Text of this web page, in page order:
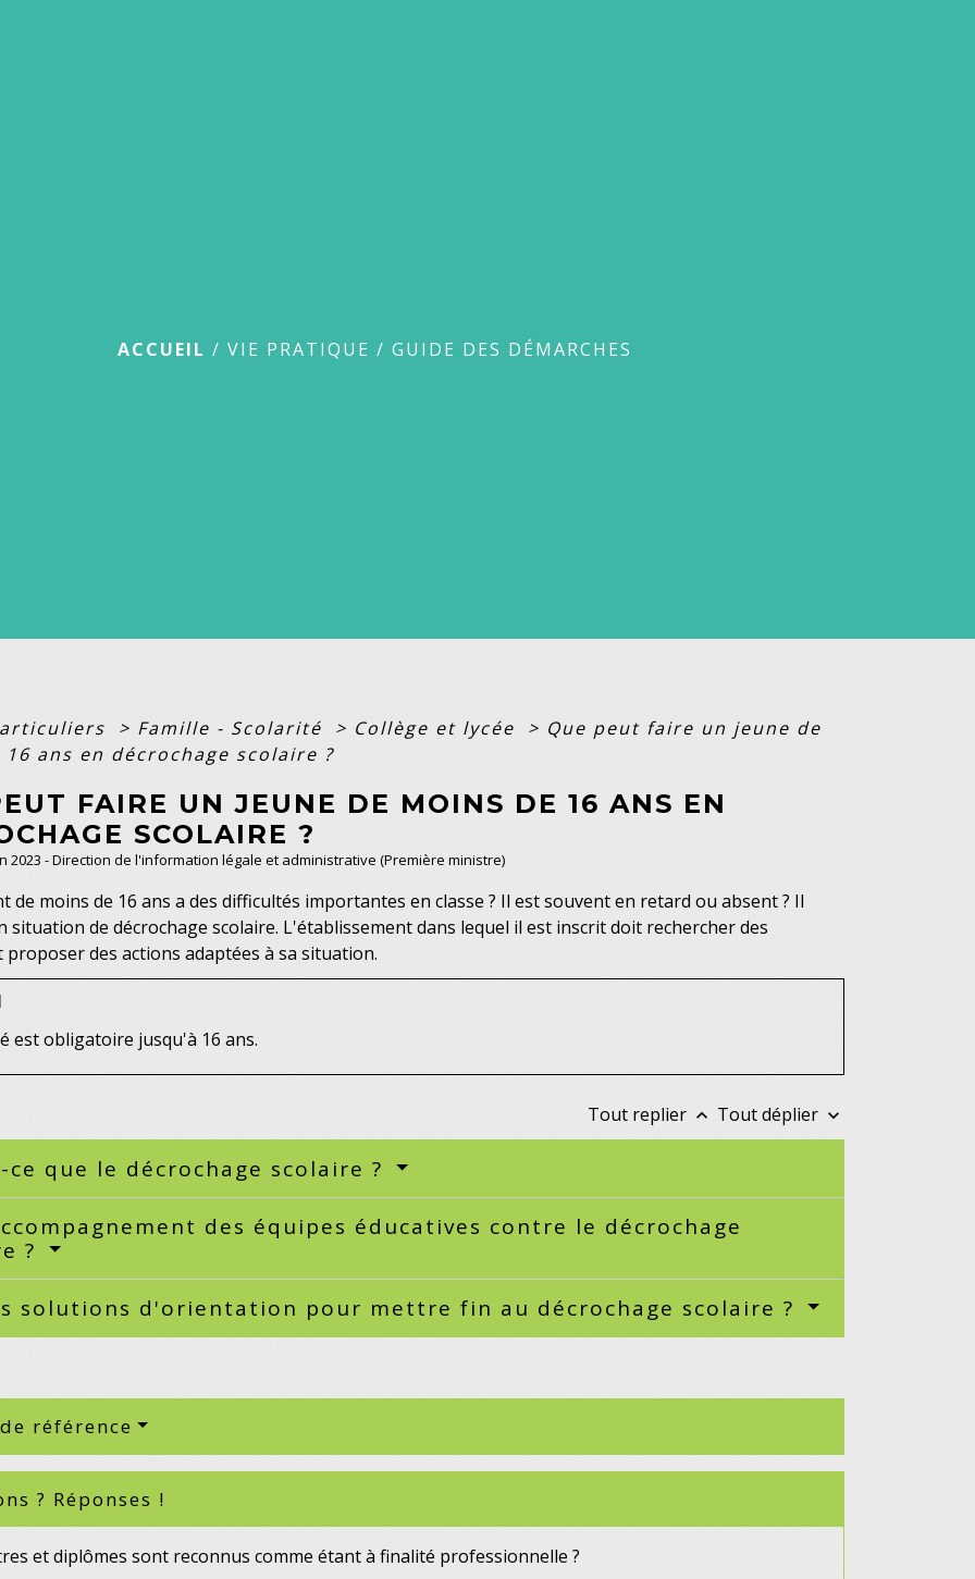
ACCUEIL /VIE PRATIQUE /GUIDE DES DÉMARCHES
> Famille - Scolarité > Collège et lycée > Que peut faire un jeune de
ans en décrochage scolaire ?
FAIRE UN JEUNE DE MOINS DE 16 ANS EN
SCOLAIRE ?
2023 - Direction de l'information légale et administrative (Première ministre)
de moins de 16 ans a des difficultés importantes en classe ? Il est souvent en retard ou absent ? Il
situation de décrochage scolaire. L'établissement dans lequel il est inscrit doit rechercher des
des actions adaptées à sa situation.
est obligatoire jusqu'à 16 ans.
Tout replier keyboard_arrow_up Tout déplier keyboard_arrow_down
ce que le décrochage scolaire ?
des équipes éducatives contre le décrochage
?
solutions d'orientation pour mettre fin au décrochage scolaire ?
référence
? Réponses !
et diplômes sont reconnus comme étant à finalité professionnelle ?